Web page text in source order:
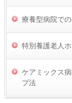
療養型病院で
特別養護老人
ケアミックス
プ法